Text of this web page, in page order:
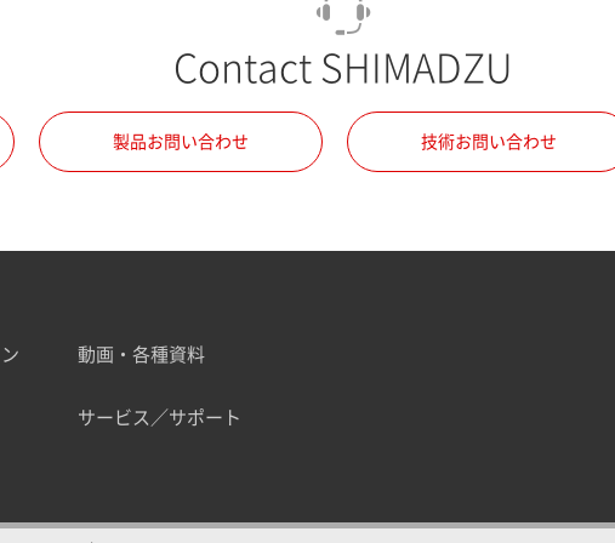
Contact SHIMADZU
製品お問い合わせ 技術お問い合わせ
動画・各種資料
サービス／サポート